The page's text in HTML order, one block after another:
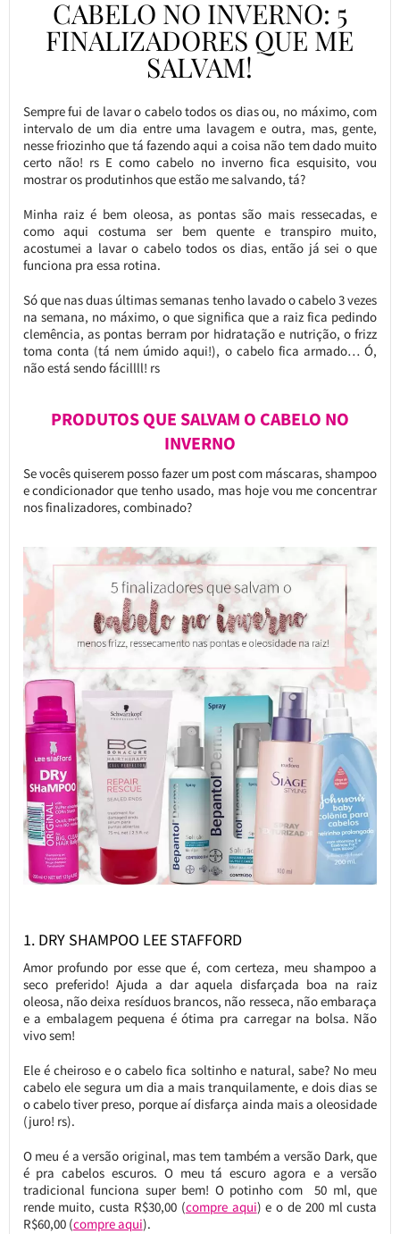
CABELO NO INVERNO: 5
FINALIZADORES QUE ME
SALVAM!
Sempre fui de lavar o cabelo todos os dias ou, no máximo, com
intervalo de um dia entre uma lavagem e outra, mas, gente,
nesse friozinho que tá fazendo aqui a coisa não tem dado muito
certo não! rs E como cabelo no inverno fica esquisito, vou
mostrar os produtinhos que estão me salvando, tá?
Minha raiz é bem oleosa, as pontas são mais ressecadas, e
como aqui costuma ser bem quente e transpiro muito,
acostumei a lavar o cabelo todos os dias, então já sei o que
funciona pra essa rotina.
Só que nas duas últimas semanas tenho lavado o cabelo 3 vezes
na semana, no máximo, o que significa que a raiz fica pedindo
clemência, as pontas berram por hidratação e nutrição, o frizz
toma conta (tá nem úmido aqui!), o cabelo fica armado… Ó,
não está sendo fácillll! rs
PRODUTOS QUE SALVAM O CABELO NO
INVERNO
Se vocês quiserem posso fazer um post com máscaras, shampoo
e condicionador que tenho usado, mas hoje vou me concentrar
nos finalizadores, combinado?
1. DRY SHAMPOO LEE STAFFORD
Amor profundo por esse que é, com certeza, meu shampoo a
seco preferido! Ajuda a dar aquela disfarçada boa na raiz
oleosa, não deixa resíduos brancos, não resseca, não embaraça
e a embalagem pequena é ótima pra carregar na bolsa. Não
vivo sem!
Ele é cheiroso e o cabelo fica soltinho e natural, sabe? No meu
cabelo ele segura um dia a mais tranquilamente, e dois dias se
o cabelo tiver preso, porque aí disfarça ainda mais a oleosidade
(juro! rs).
O meu é a versão original, mas tem também a versão Dark, que
é pra cabelos escuros. O meu tá escuro agora e a versão
tradicional funciona super bem! O potinho com 50 ml, que
rende muito, custa R$30,00 (compre aqui) e o de 200 ml custa
R$60,00 (compre aqui).